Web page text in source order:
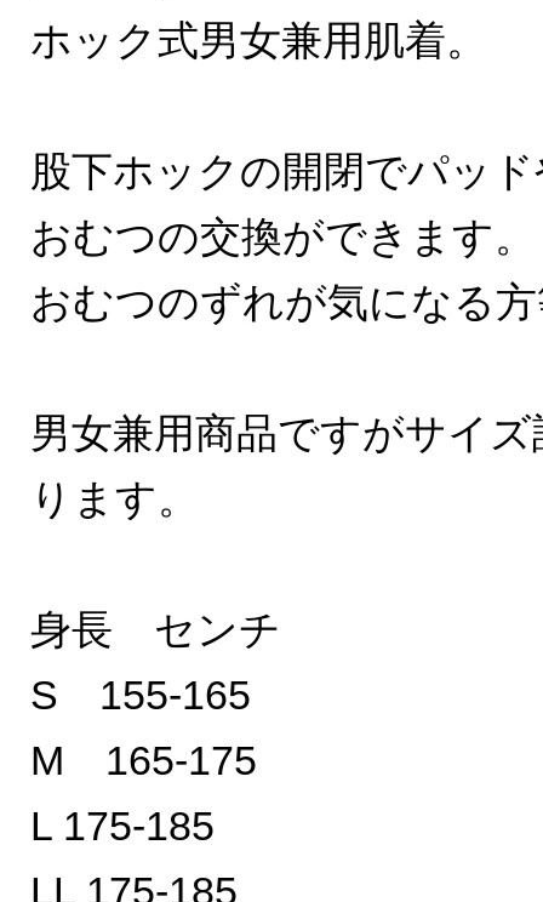
ホック式男女兼用肌着。
股下ホックの開閉でパッ
おむつの交換ができます。
おむつのずれが気になる
男女兼用商品ですがサイ
ります。
身長 センチ
S 155-165
M 165-175
L 175-185
LL 175-185